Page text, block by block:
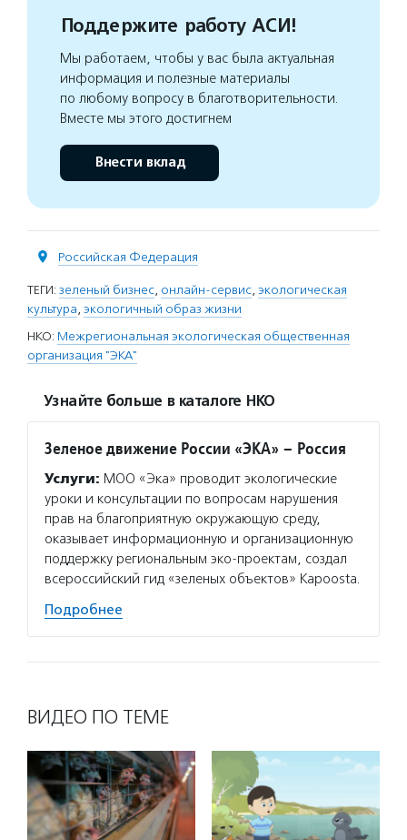
Поддержите работу АСИ!
Мы работаем, чтобы у вас была актуальная
информация и полезные материалы
по любому вопросу в благотворительности.
Вместе мы этого достигнем
Внести вклад
Российская Федерация
ТЕГИ: зеленый бизнес, онлайн-сервис, экологическая
культура, экологичный образ жизни
НКО: Межрегиональная экологическая общественная
организация "ЭКА"
Узнайте больше в каталоге НКО
Зеленое движение России «ЭКА» – Россия
Услуги: МОО «Эка» проводит экологические
уроки и консультации по вопросам нарушения
прав на благоприятную окружающую среду,
оказывает информационную и организационную
поддержку региональным эко-проектам, создал
всероссийский гид «зеленых объектов» Kapoosta.
Подробнее
ВИДЕО ПО ТЕМЕ